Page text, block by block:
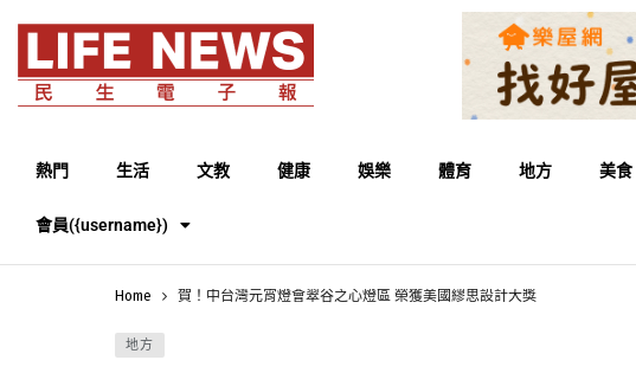
熱門 生活 文教 健康 娛樂 體育 地方 美食
會員({username})
Home 賀！中台灣元宵燈會翠谷之心燈區 榮獲美國繆思設計大獎
地方